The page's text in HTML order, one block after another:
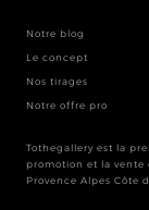
Notre blog
Le concept
Nos tirages
Notre offre pro
Tothegallery est la
promotion et la vente
Provence Alpes Côte